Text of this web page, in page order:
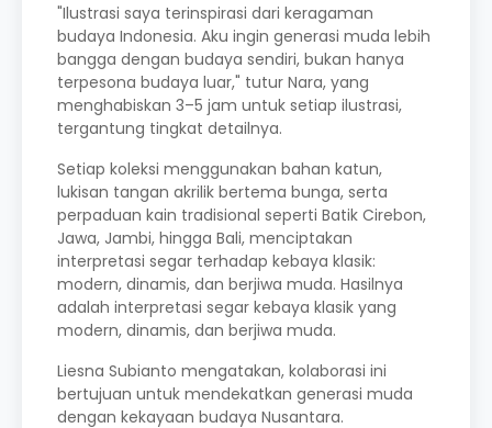
"Ilustrasi saya terinspirasi dari keragaman
budaya Indonesia. Aku ingin generasi muda lebih
bangga dengan budaya sendiri, bukan hanya
terpesona budaya luar," tutur Nara, yang
menghabiskan 3–5 jam untuk setiap ilustrasi,
tergantung tingkat detailnya.
Setiap koleksi menggunakan bahan katun,
lukisan tangan akrilik bertema bunga, serta
perpaduan kain tradisional seperti Batik Cirebon,
Jawa, Jambi, hingga Bali, menciptakan
interpretasi segar terhadap kebaya klasik:
modern, dinamis, dan berjiwa muda. Hasilnya
adalah interpretasi segar kebaya klasik yang
modern, dinamis, dan berjiwa muda.
Liesna Subianto mengatakan, kolaborasi ini
bertujuan untuk mendekatkan generasi muda
dengan kekayaan budaya Nusantara.